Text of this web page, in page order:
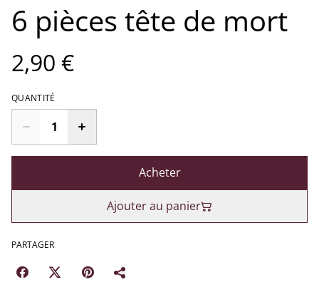
6 pièces tête de mort
2,90 €
QUANTITÉ
Acheter
Ajouter au panier
PARTAGER